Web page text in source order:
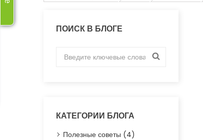
ПОИСК В БЛОГЕ
КАТЕГОРИИ БЛОГА
Полезные советы (4)